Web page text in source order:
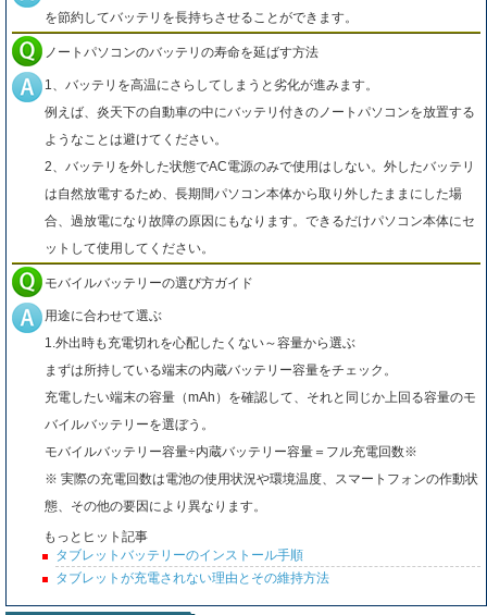
を節約してバッテリを長持ちさせることができます。
ノートパソコンのバッテリの寿命を延ばす方法
1、バッテリを高温にさらしてしまうと劣化が進みます。
例えば、炎天下の自動車の中にバッテリ付きのノートパソコンを放置する
ようなことは避けてください。
2、バッテリを外した状態でAC電源のみで使用はしない。外したバッテリ
は自然放電するため、長期間パソコン本体から取り外したままにした場
合、過放電になり故障の原因にもなります。できるだけパソコン本体にセ
ットして使用してください。
モバイルバッテリーの選び方ガイド
用途に合わせて選ぶ
1.外出時も充電切れを心配したくない～容量から選ぶ
まずは所持している端末の内蔵バッテリー容量をチェック。
充電したい端末の容量（mAh）を確認して、それと同じか上回る容量のモ
バイルバッテリーを選ぼう。
モバイルバッテリー容量÷内蔵バッテリー容量＝フル充電回数※
※ 実際の充電回数は電池の使用状況や環境温度、スマートフォンの作動状
態、その他の要因により異なります。
もっとヒット記事
タブレットバッテリーのインストール手順
タブレットが充電されない理由とその維持方法